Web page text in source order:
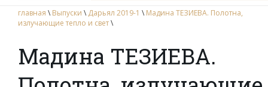
главная \ Выпуски \ Дарьял 2019-1 \ Мадина ТЕЗИЕВА. Полотна,
излучающие тепло и свет\
Мадина ТЕЗИЕВА.